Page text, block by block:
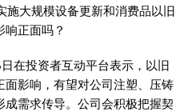
施大规模设备更新和消费品以旧
正面吗？
在投资者互动平台表示，以旧
影响，有望对公司注塑、压铸
需求传导。公司会积极把握契